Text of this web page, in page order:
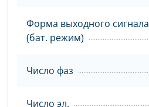
Форма выходного сигнала
(бат. режим)
Число фаз
Число эл.